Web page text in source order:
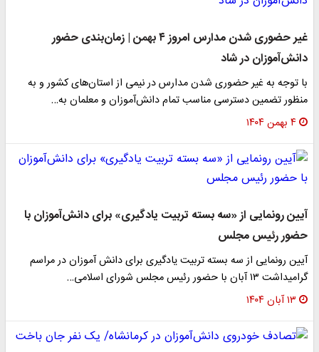
غیر حضوری شدن مدارس امروز ۴ بهمن | زمان‌بندی حضور
دانش‌آموزان در شاد
با توجه به غیر حضوری شدن مدارس در نیمی از استان‌های کشور و به
منظور تضمین دسترسی مناسب تمام دانش‌آموزان و معلمان به…
۴ بهمن ۱۴۰۴
آیین رونمایی از «سه بسته تربیت یادگیری» برای دانش‌آموزان با
حضور رئیس مجلس
آیین رونمایی از سه بسته تربیت یادگیری برای دانش آموزان در مراسم
گرامیداشت ۱۳ آبان با حضور رئیس مجلس شورای اسلامی…
۱۳ آبان ۱۴۰۴